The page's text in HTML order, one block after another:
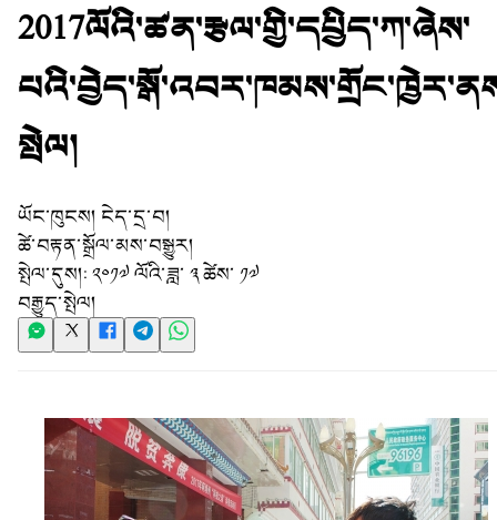
2017ལོའི་ཚན་རྩལ་གྱི་དཔྱིད་ཀ་ཞེས་
སྤེལ།
ཡོང་ཁུངས། ངེད་དྲ་བ།
ཚེ་བརྟན་སྒྲོལ་མས་བསྒྱུར།
སྤེལ་དུས།:༢༠༡༧ ལོའི་ཟླ་ ༣ ཚེས་ ༡༧
བརྒྱུད་སྤེལ།